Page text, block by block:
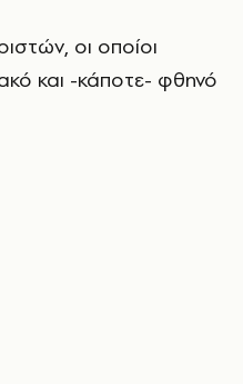
οι οποίοι
και -κάποτε- φθηνό